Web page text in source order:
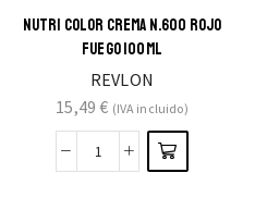
NUTRI COLOR CREMA N.600 ROJO
FUEGO 100ML
REVLON
15,49€ (IVA incluido)